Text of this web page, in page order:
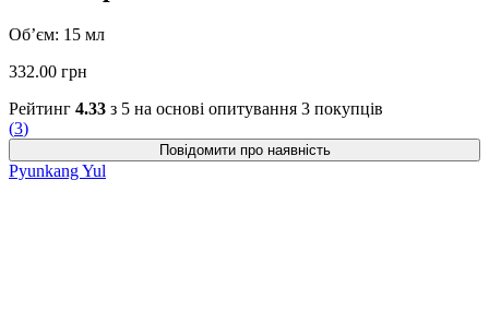
Об’єм: 15 мл
332.00 грн
Рейтинг 4.33 з 5 на основі опитування 3 покупців
(3)
Pyunkang Yul